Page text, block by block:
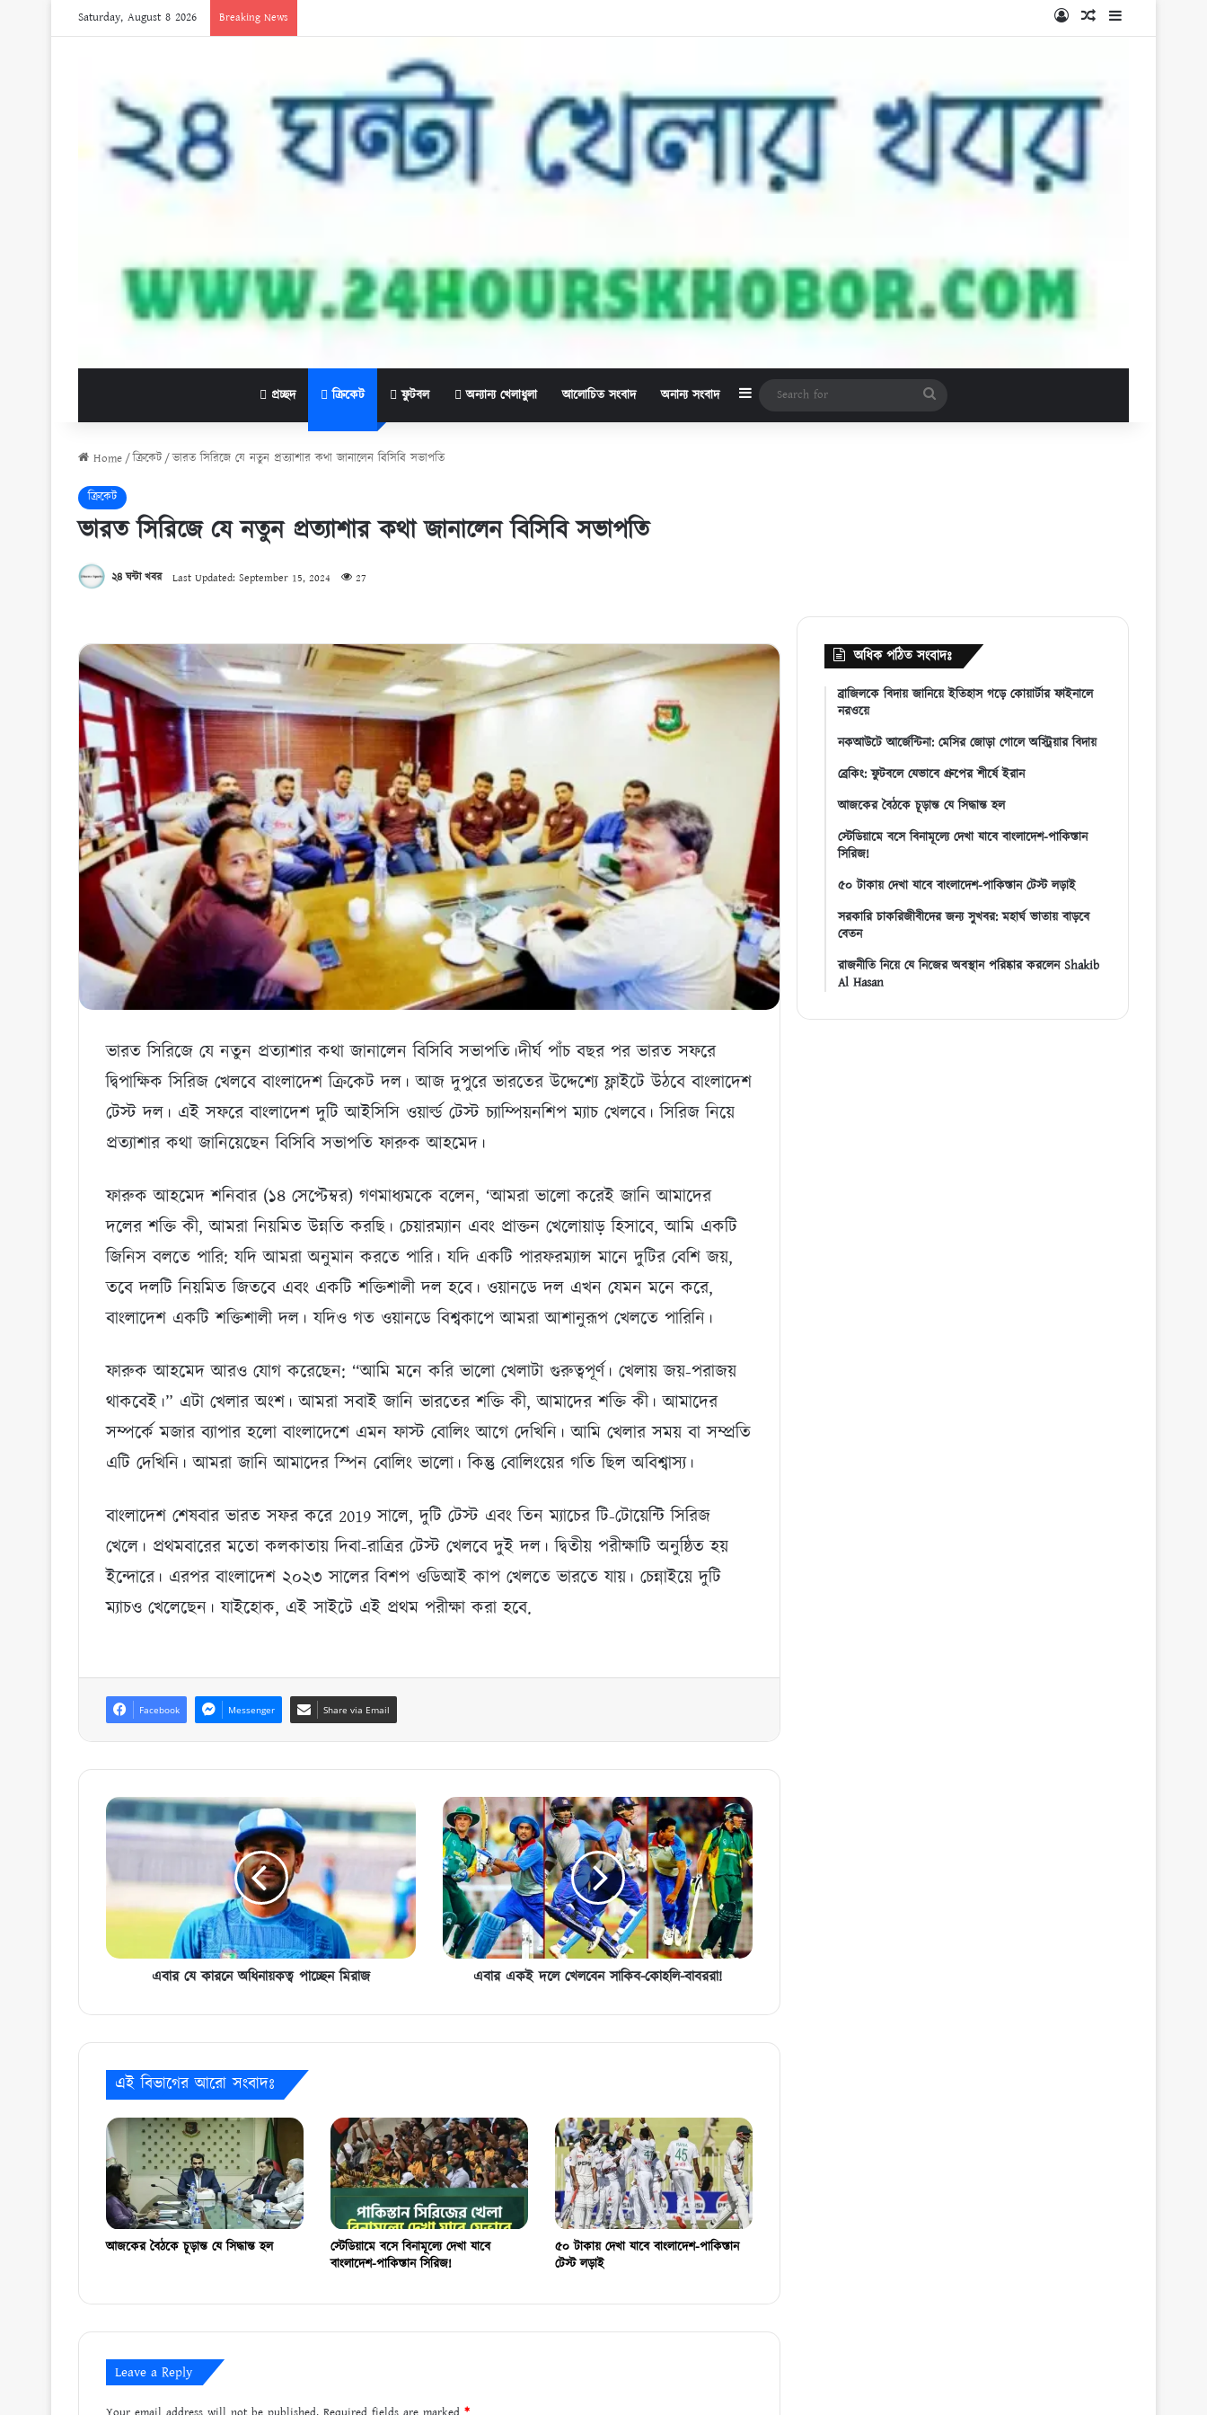
Saturday, August 8 2026 Breaking News Log InRandom Article
Sidebar
প্রচ্ছদ ক্রিকেট ফুটবল অন্যান্য খেলাধুলা আলোচিত সংবাদ অনান্য সংবাদ Sidebar
Search
for
Home/ক্রিকেট/ভারত সিরিজে যে নতুন প্রত্যাশার কথা জানালেন বিসিবি সভাপতি
ক্রিকেট
ভারত সিরিজে যে নতুন প্রত্যাশার কথা জানালেন বিসিবি সভাপতি
২৪ ঘন্টা খবর Last Updated: September 15, 2024 27
ভারত সিরিজে যে নতুন প্রত্যাশার কথা জানালেন বিসিবি সভাপতি।দীর্ঘ পাঁচ বছর পর ভারত সফরে
দ্বিপাক্ষিক সিরিজ খেলবে বাংলাদেশ ক্রিকেট দল। আজ দুপুরে ভারতের উদ্দেশ্যে ফ্লাইটে উঠবে বাংলাদেশ
টেস্ট দল। এই সফরে বাংলাদেশ দুটি আইসিসি ওয়ার্ল্ড টেস্ট চ্যাম্পিয়নশিপ ম্যাচ খেলবে। সিরিজ নিয়ে
প্রত্যাশার কথা জানিয়েছেন বিসিবি সভাপতি ফারুক আহমেদ।
ফারুক আহমেদ শনিবার (১৪ সেপ্টেম্বর) গণমাধ্যমকে বলেন, ‘আমরা ভালো করেই জানি আমাদের
দলের শক্তি কী, আমরা নিয়মিত উন্নতি করছি। চেয়ারম্যান এবং প্রাক্তন খেলোয়াড় হিসাবে, আমি একটি
জিনিস বলতে পারি: যদি আমরা অনুমান করতে পারি। যদি একটি পারফরম্যান্স মানে দুটির বেশি জয়,
তবে দলটি নিয়মিত জিতবে এবং একটি শক্তিশালী দল হবে। ওয়ানডে দল এখন যেমন মনে করে,
বাংলাদেশ একটি শক্তিশালী দল। যদিও গত ওয়ানডে বিশ্বকাপে আমরা আশানুরূপ খেলতে পারিনি।
ফারুক আহমেদ আরও যোগ করেছেন: “আমি মনে করি ভালো খেলাটা গুরুত্বপূর্ণ। খেলায় জয়-পরাজয়
থাকবেই।” এটা খেলার অংশ। আমরা সবাই জানি ভারতের শক্তি কী, আমাদের শক্তি কী। আমাদের
সম্পর্কে মজার ব্যাপার হলো বাংলাদেশে এমন ফাস্ট বোলিং আগে দেখিনি। আমি খেলার সময় বা সম্প্রতি
এটি দেখিনি। আমরা জানি আমাদের স্পিন বোলিং ভালো। কিন্তু বোলিংয়ের গতি ছিল অবিশ্বাস্য।
বাংলাদেশ শেষবার ভারত সফর করে 2019 সালে, দুটি টেস্ট এবং তিন ম্যাচের টি-টোয়েন্টি সিরিজ
খেলে। প্রথমবারের মতো কলকাতায় দিবা-রাত্রির টেস্ট খেলবে দুই দল। দ্বিতীয় পরীক্ষাটি অনুষ্ঠিত হয়
ইন্দোরে। এরপর বাংলাদেশ ২০২৩ সালের বিশপ ওডিআই কাপ খেলতে ভারতে যায়। চেন্নাইয়ে দুটি
ম্যাচও খেলেছেন। যাইহোক, এই সাইটে এই প্রথম পরীক্ষা করা হবে.
Facebook Messenger Share via Email
এবার
যে
অধিনায়কত্ব
পাচ্ছেন
এবার যে কারনে অধিনায়কত্ব পাচ্ছেন মিরাজ
এবার
একই
দলে
খেলবেন
সাকিব-
কোহলি-
বাবররা!
এবার একই দলে খেলবেন সাকিব-কোহলি-বাবররা!
এই বিভাগের আরো সংবাদঃ
আজকের বৈঠকে চূড়ান্ত যে সিদ্ধান্ত হল
স্টেডিয়ামে বসে বিনামূল্যে দেখা যাবে
বাংলাদেশ-পাকিস্তান সিরিজ!
৫০ টাকায় দেখা যাবে বাংলাদেশ-পাকিস্তান
টেস্ট লড়াই
Leave a Reply
অধিক পঠিত সংবাদঃ
ব্রাজিলকে বিদায় জানিয়ে ইতিহাস গড়ে কোয়ার্টার ফাইনালে
নরওয়ে
নকআউটে আর্জেন্টিনা: মেসির জোড়া গোলে অস্ট্রিয়ার বিদায়
ব্রেকিং: ফুটবলে যেভাবে গ্রুপের শীর্ষে ইরান
আজকের বৈঠকে চূড়ান্ত যে সিদ্ধান্ত হল
স্টেডিয়ামে বসে বিনামূল্যে দেখা যাবে বাংলাদেশ-পাকিস্তান
সিরিজ!
৫০ টাকায় দেখা যাবে বাংলাদেশ-পাকিস্তান টেস্ট লড়াই
সরকারি চাকরিজীবীদের জন্য সুখবর: মহার্ঘ ভাতায় বাড়বে
বেতন
রাজনীতি নিয়ে যে নিজের অবস্থান পরিষ্কার করলেন Shakib
Al Hasan